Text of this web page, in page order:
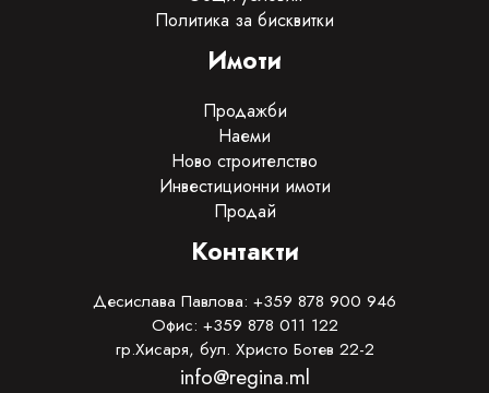
Политика за бисквитки
Имоти
Продажби
Наеми
Ново строителство
Инвестиционни имоти
Продай
Контакти
Десислава Павлова: +359 878 900 946
Офис: +359 878 011 122
гр.Хисаря, бул. Христо Ботев 22-2
info@regina.ml